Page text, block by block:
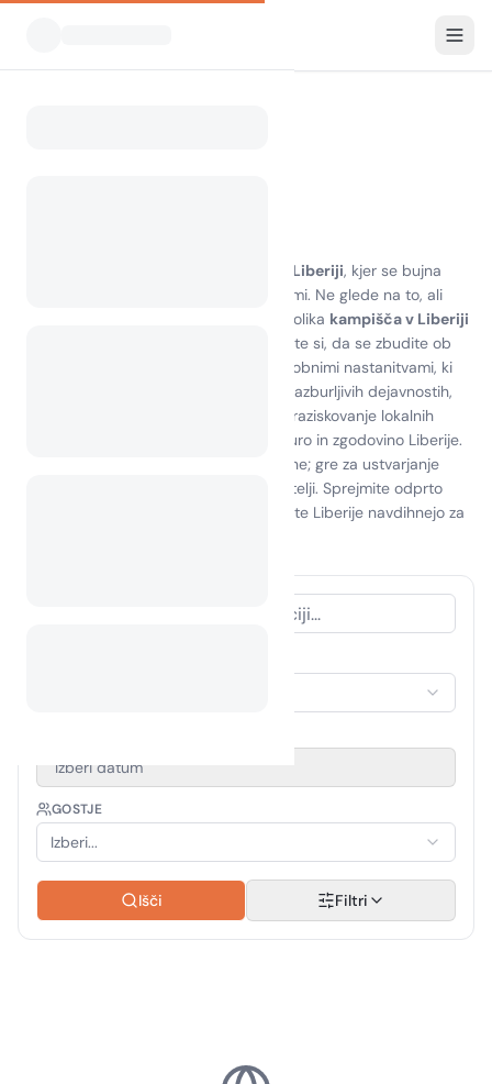
kampiranja v Liberiji, kjer se bujna
pokrajina sreča z nedotaknjenimi plažami. Ne glede na to, ali
iščete pustolovščino ali sprostitev, raznolika kampišča v Liberiji
ponujajo nekaj za vsakogar. Predstavljajte si, da se zbudite ob
zvoku valov in vonju svežega bora, z udobnimi nastanitvami, ki
bivanje naredijo prijetno. Sodelujte pri razburljivih dejavnostih,
kot so pohodništvo, opazovanje ptic in raziskovanje lokalnih
znamenitosti, ki prikazujejo bogato kulturo in zgodovino Liberije.
Kampiranje v Liberiji ni le zaradi pokrajine; gre za ustvarjanje
nepozabnih spominov z družino in prijatelji. Sprejmite odprto
naravo in dovolite, da vas naravne lepote Liberije navdihnejo za
Izberi datum
GOSTJE
Izberi...
Išči Filtri